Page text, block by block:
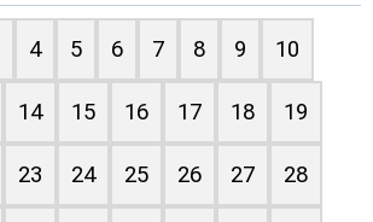
4 5 6 7 8 9 10
14 15 16 17 18 19
23 24 25 26 27 28